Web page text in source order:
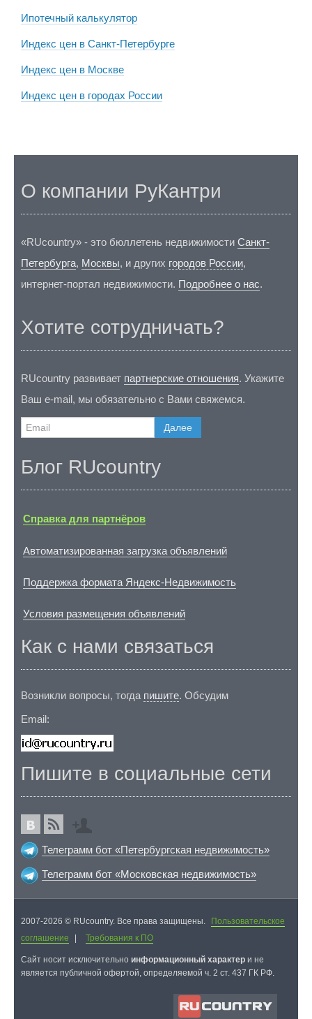
Ипотечный калькулятор
Индекс цен в Санкт-Петербурге
Индекс цен в Москве
Индекс цен в городах России
О компании РуКантри
«RUcountry» - это бюллетень недвижимости Санкт-
Петербурга, Москвы, и других городов России,
интернет-портал недвижимости. Подробнее о нас.
Хотите сотрудничать?
RUcountry развивает партнерские отношения. Укажите
Ваш e-mail, мы обязательно с Вами свяжемся.
Далее
Блог RUcountry
Справка для партнёров
Автоматизированная загрузка объявлений
Поддержка формата Яндекс-Недвижимость
Условия размещения объявлений
Как с нами связаться
Возникли вопросы, тогда пишите. Обсудим
Email:
Пишите в социальные сети
Телеграмм бот «Петербургская недвижимость»
Телеграмм бот «Московская недвижимость»
2007-2026 © RUcountry. Все права защищены.
Пользовательское
соглашение
Требования к ПО
Cайт носит исключительно информационный характер и не
является публичной офертой, определяемой ч. 2 ст. 437 ГК РФ.